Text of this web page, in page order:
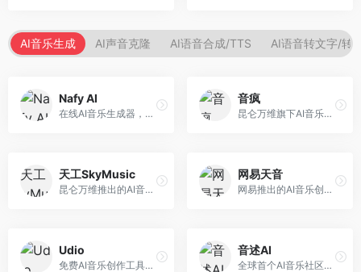
AI音乐生成 AI声音克隆 AI语音合成/TTS AI语音转文字/转
Nafy AI
在线AI音乐生成器，专注于快速音乐创作。面向内容创作者，支持多种风格音乐生成，操作简便，生成速度快，适合快速配乐需求。
音疯
昆仑万维旗下AI音乐创作平台，专注于音乐内容生成。面向音乐爱好者和内容创作者，提供多种风格音乐生成，操作简便，创作速度快。
天工SkyMusic
昆仑万维推出的AI音乐创作平台，基于天工大模型。面向音乐创作者，支持歌词生成、旋律创作、音乐编曲等服务，中文音乐创作能力强。
网易天音
网易推出的AI音乐创作工具，支持作词、作曲与编曲。面向音乐爱好者和独立音乐人，提供歌词生成、旋律创作、编曲制作等服务，与网易云音乐生态深度整合。
Udio
免费AI音乐创作工具，专注于高质量音乐生成。面向音乐创作者和内容制作者，支持多种音乐风格生成，音质专业，创作自由度高，适合专业音乐制作场景。
音述AI
全球首个AI音乐社区平台，整合创作与分享功能。面向音乐创作者和爱好者，提供音乐创作、作品分享、社区交流等服务，社区氛围活跃。